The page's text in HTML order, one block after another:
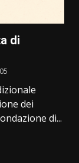
di
dei
di...